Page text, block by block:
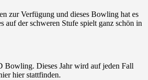
zur Verfügung und dieses Bowling hat es
auf der schweren Stufe spielt ganz schön in
Dieses Jahr wird auf jeden Fall
hier stattfinden.